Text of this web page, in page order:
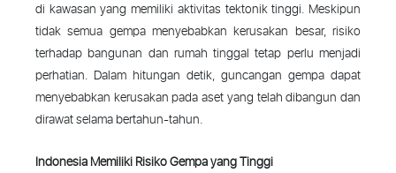
di kawasan yang memiliki aktivitas tektonik tinggi. Meskipun
tidak semua gempa menyebabkan kerusakan besar, risiko
terhadap bangunan dan rumah tinggal tetap perlu menjadi
perhatian. Dalam hitungan detik, guncangan gempa dapat
menyebabkan kerusakan pada aset yang telah dibangun dan
dirawat selama bertahun-tahun.
Indonesia Memiliki Risiko Gempa yang Tinggi